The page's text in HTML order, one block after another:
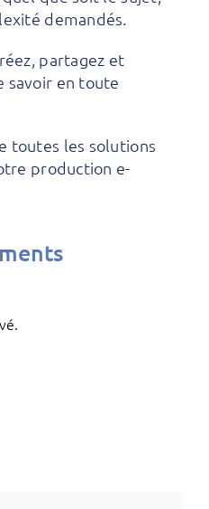
demandés.
partagez et
savoir en toute
toutes les solutions
production e-